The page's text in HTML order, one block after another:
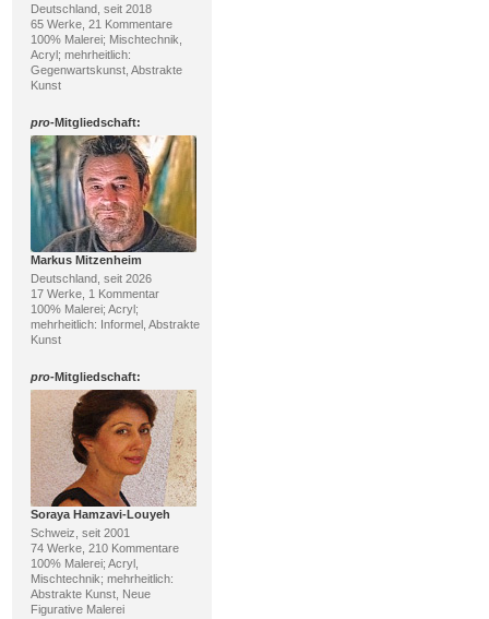
Deutschland, seit 2018
65 Werke, 21 Kommentare
100% Malerei; Mischtechnik,
Acryl; mehrheitlich:
Gegenwartskunst, Abstrakte
Kunst
pro-Mitgliedschaft:
Markus Mitzenheim
Deutschland, seit 2026
17 Werke, 1 Kommentar
100% Malerei; Acryl;
mehrheitlich: Informel, Abstrakte
Kunst
pro-Mitgliedschaft:
Soraya Hamzavi-Louyeh
Schweiz, seit 2001
74 Werke, 210 Kommentare
100% Malerei; Acryl,
Mischtechnik; mehrheitlich:
Abstrakte Kunst, Neue
Figurative Malerei